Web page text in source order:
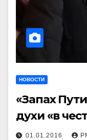
НОВОСТИ
«Запах
духи «в
01.01.2016